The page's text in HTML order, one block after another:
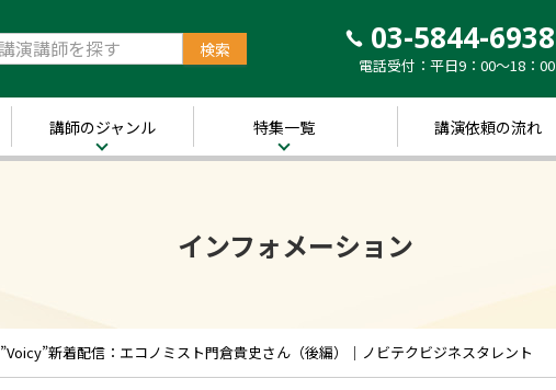
03-5844-6938
電話受付：平日9：00～18：00
講師のジャンル
キャリア・教育
特集一覧
～経営の“実践者”が
語る～講演のできる
音声メディア“Voic
y”において「10分講
講演依頼の流れ
インフォメーション
”Voicy”新着配信：エコノミスト門倉貴史さん（後編）｜ノビテクビジネスタレント